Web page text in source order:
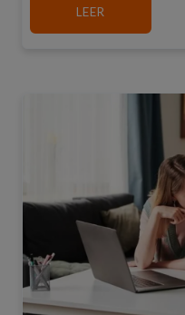
LEER